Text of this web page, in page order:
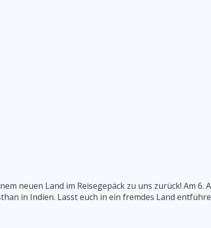
neuen Land im Reisegepäck zu uns zurück! Am
in Indien. Lasst euch in ein fremdes Land